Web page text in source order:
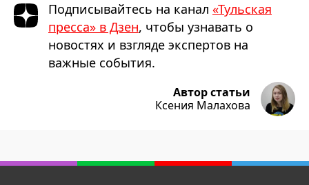
Подписывайтесь на канал «Тульская
пресса» в Дзен, чтобы узнавать о
новостях и взгляде экспертов на
важные события.
Автор статьи
Ксения Малахова